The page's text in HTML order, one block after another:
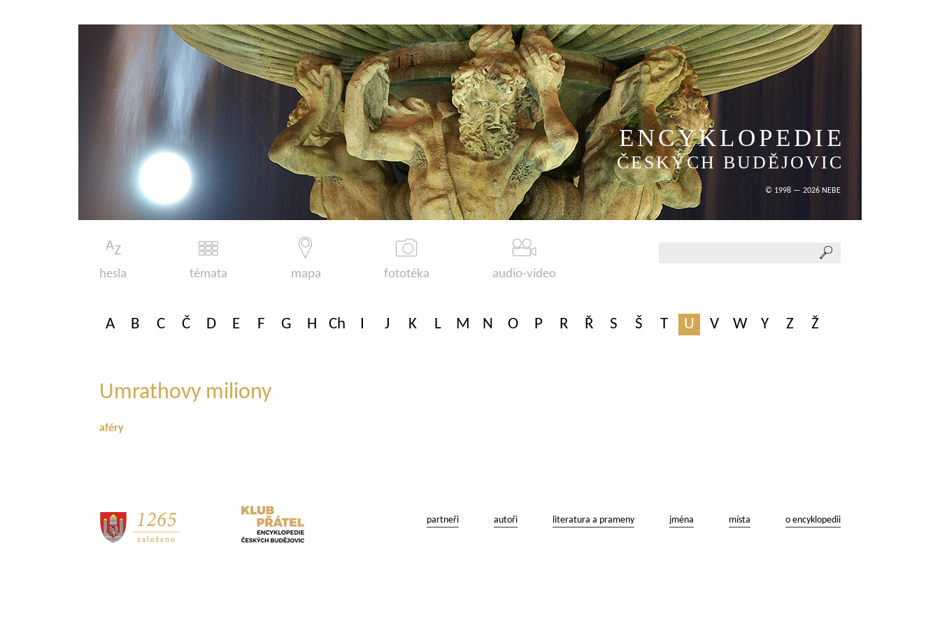
ENCYKLOPEDIE
ČESKÝCH BUDĚJOVIC
© 1998 — 2026 NEBE
hesla témata mapa fototéka audio-video
A B C Č D E F G H Ch I J K L M N O P R Ř S Š T U V W Y Z Ž
Umrathovy miliony
aféry
partneři autoři literatura a prameny jména místa o encyklopedii